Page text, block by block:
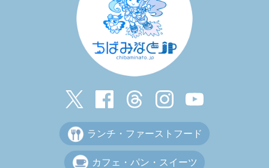
ランチ・ファーストフード
カフェ・パン・スイーツ